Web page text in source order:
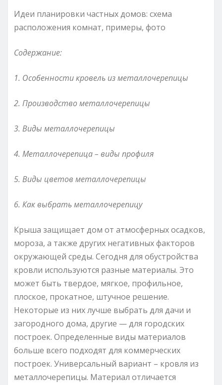
Идеи планировки частных домов: схема
расположения комнат, примеры, фото
Содержание:
1. Особенности кровель из металлочерепицы
2. Производство металлочерепицы
3. Виды металлочерепицы
4. Металлочерепица – виды профиля
5. Виды цветов металлочерепицы
6. Как выбрать металлочерепицу
Крыша защищает дом от атмосферных осадков,
мороза, а также других негативных факторов
окружающей среды. Сегодня для обустройства
кровли используются разные материалы. Это
может быть твердое, мягкое, профильное,
плоское, прокатное, штучное решение.
Некоторые из них лучше выбрать для дачи и
загородного дома, другие — для городских
построек. Определенные виды материалов
больше всего подходят для коммерческих
построек. Универсальный вариант – кровля из
металлочерепицы. Материал отличается